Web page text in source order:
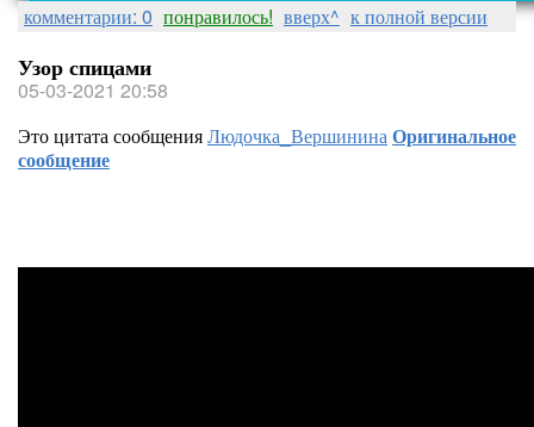
комментарии: 0 понравилось! вверх^ к полной версии
Узор спицами
05-03-2021 20:58
Это цитата сообщенияЛюдочка_Вершинина Оригинальное
сообщение